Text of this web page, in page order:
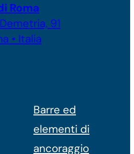
Roma
91
• Italia
Barre ed
elementi di
ancoraggio